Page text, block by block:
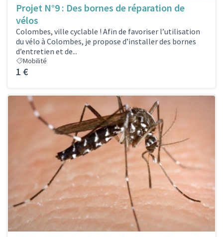
Projet N°9 : Des bornes de réparation de
vélos
Colombes, ville cyclable ! Afin de favoriser l’utilisation
du vélo à Colombes, je propose d’installer des bornes
d’entretien et de...
Mobilité
1 €